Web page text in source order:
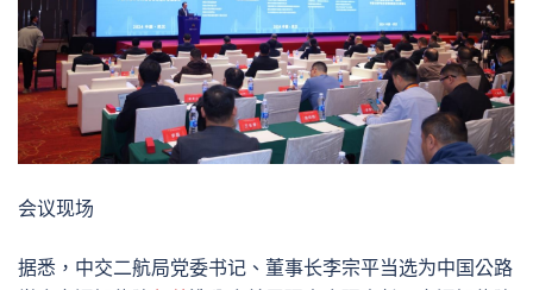
会议现场
据悉，中交二航局党委书记、董事长李宗平当选为中国公路